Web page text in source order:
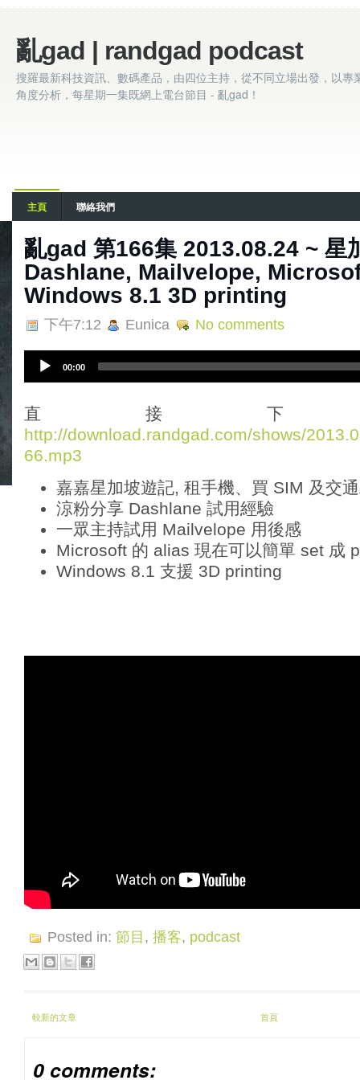
亂gad | randgad podcast
搜羅最新科技資訊、數碼產品，由四位主持，從不同立場出發，以專
角度分析，每星期一集既網上電台節目 - 亂gad！
主頁 聯絡我們
亂gad 第166集 2013.08.24 ~ 星
Dashlane, Mailvelope,
Windows 8.1 3D printing
下午7:12 Eunica No comments
i
o
P
l
00:00
直接
http://download.randgad.com/shows/
66.mp3
嘉嘉星加坡遊記, 租手機、買 SIM 及交
涼粉分享 Dashlane 試用經驗
一眾主持試用 Mailvelope 用後感
Microsoft 的 alias 現在可以簡單 set 成
Windows 8.1 支援 3D printing
Posted in: 節目, 播客, podcast
較新的文章 首頁
0 comments: